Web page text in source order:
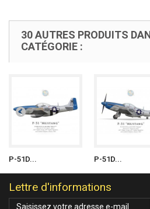
30 AUTRES PRODUITS
CATÉGORIE :
P-51D... P-51D...
Lettre d'informations